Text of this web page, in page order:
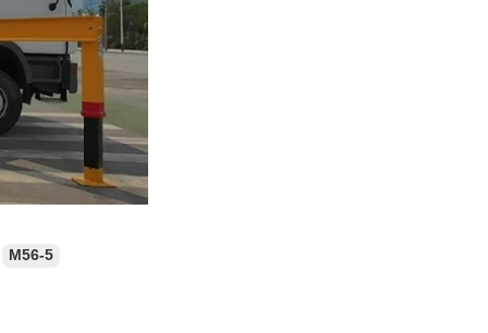
M56-5